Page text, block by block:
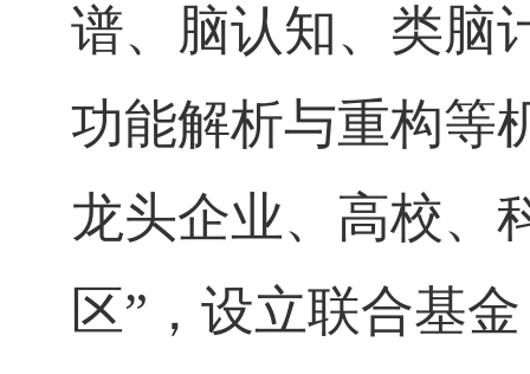
谱、脑认知、类脑
功能解析与重构等
龙头企业、高校、
区”，设立联合基